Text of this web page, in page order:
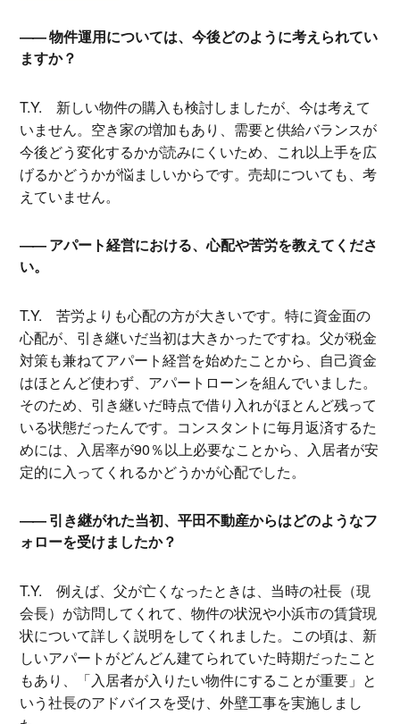
物件運用については、今後どのように考えられてい
ますか？
T.Y. 新しい物件の購入も検討しましたが、今は考えて
いません。空き家の増加もあり、需要と供給バランスが
今後どう変化するかが読みにくいため、これ以上手を広
げるかどうかが悩ましいからです。売却についても、考
えていません。
アパート経営における、心配や苦労を教えてくださ
い。
T.Y. 苦労よりも心配の方が大きいです。特に資金面の
心配が、引き継いだ当初は大きかったですね。父が税金
対策も兼ねてアパート経営を始めたことから、自己資金
はほとんど使わず、アパートローンを組んでいました。
そのため、引き継いだ時点で借り入れがほとんど残って
いる状態だったんです。コンスタントに毎月返済するた
めには、入居率が90％以上必要なことから、入居者が安
定的に入ってくれるかどうかが心配でした。
引き継がれた当初、平田不動産からはどのようなフ
ォローを受けましたか？
T.Y. 例えば、父が亡くなったときは、当時の社長（現
会長）が訪問してくれて、物件の状況や小浜市の賃貸現
状について詳しく説明をしてくれました。この頃は、新
しいアパートがどんどん建てられていた時期だったこと
もあり、「入居者が入りたい物件にすることが重要」と
いう社長のアドバイスを受け、外壁工事を実施しまし